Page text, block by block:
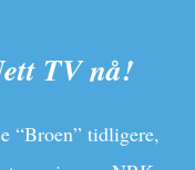
TV nå!
“Broen” tidligere,